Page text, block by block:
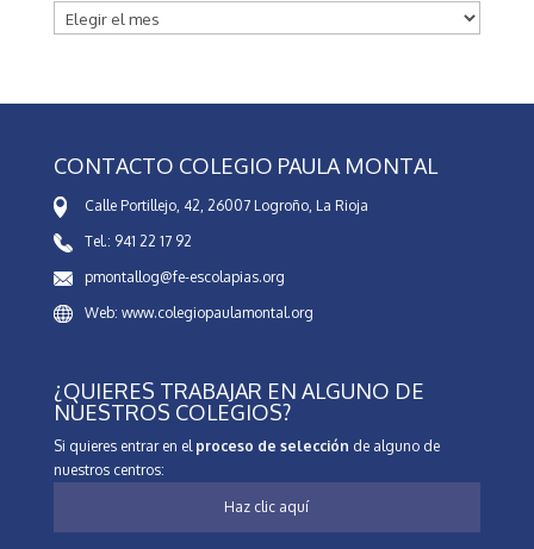
Archivos
CONTACTO COLEGIO PAULA MONTAL
Calle Portillejo, 42, 26007 Logroño, La Rioja
Tel.: 941 22 17 92
pmontallog@fe-escolapias.org
Web: www.colegiopaulamontal.org
¿QUIERES TRABAJAR EN ALGUNO DE
NUESTROS COLEGIOS?
Si quieres entrar en el proceso de selección de alguno de
nuestros centros:
Haz clic aquí